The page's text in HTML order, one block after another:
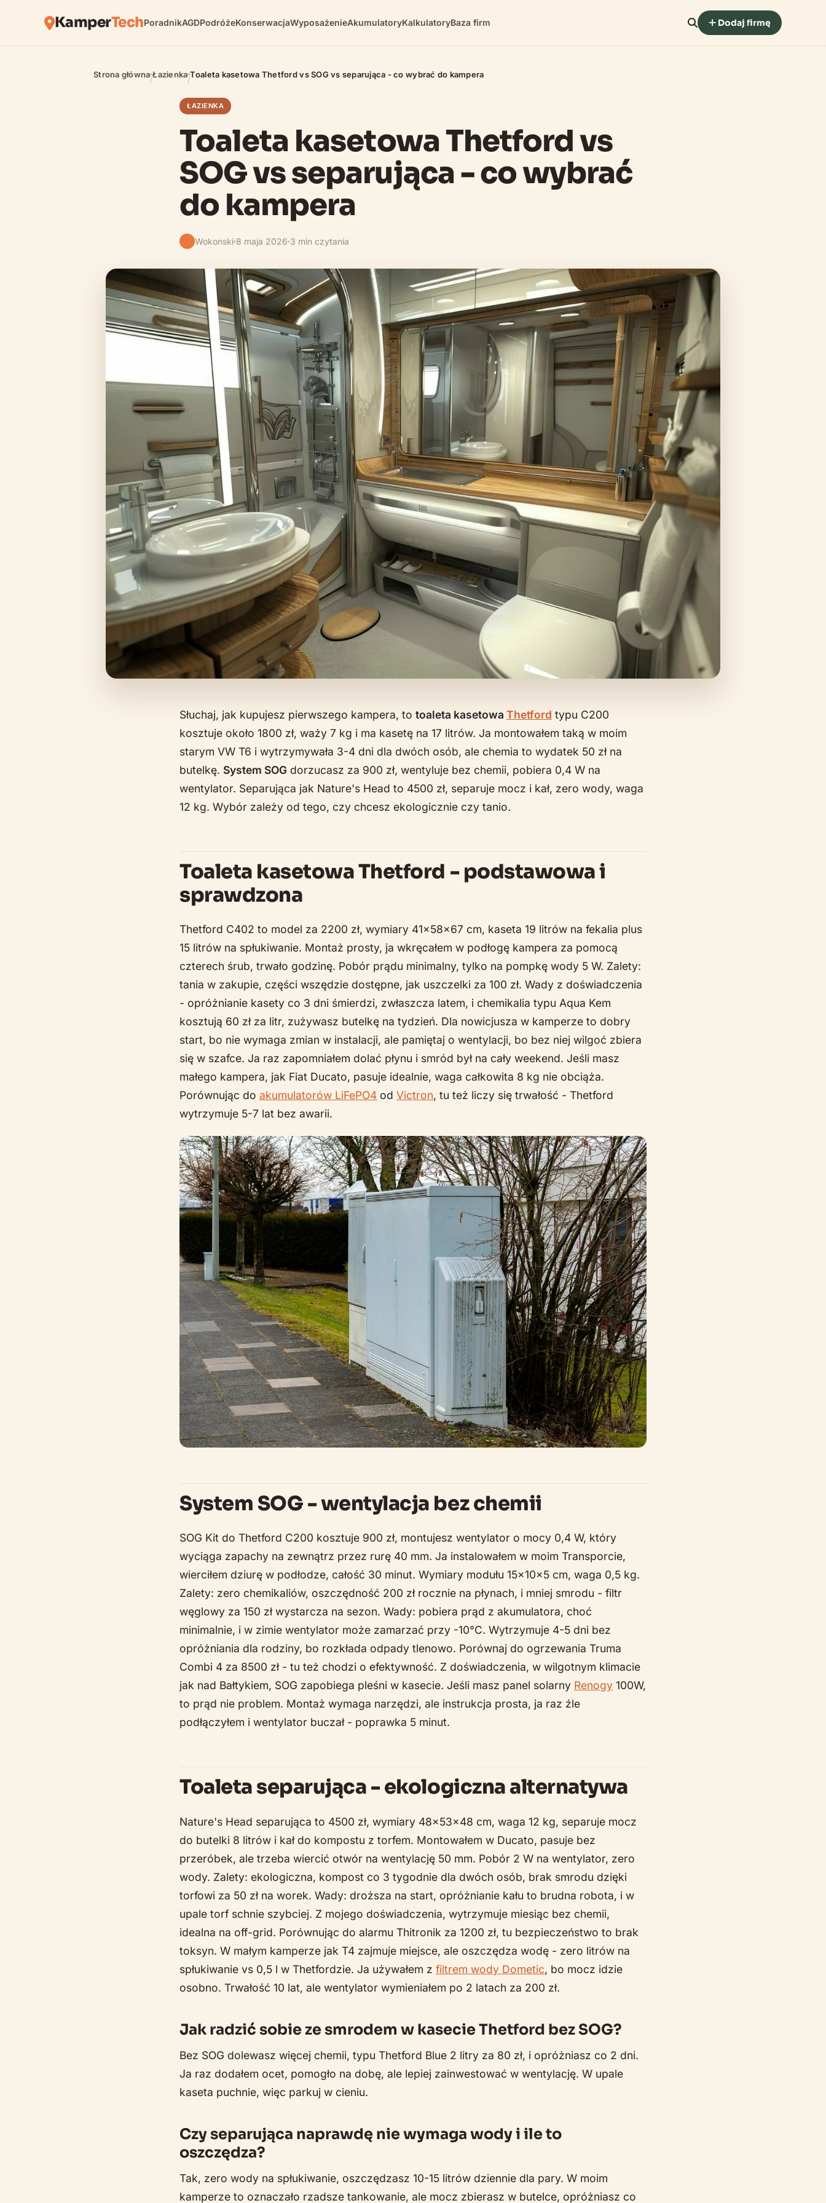
KamperTechPoradnikAGDPodróżeKonserwacjaWyposażenieAkumulatoryKalkulatoryBaza firm Dodaj firmę
Strona główna/Łazienka/Toaleta kasetowa Thetford vs SOG vs separująca - co wybrać do kampera
ŁAZIENKA
Toaleta kasetowa Thetford vs
SOG vs separująca - co wybrać
do kampera
Wokonski 8 maja 2026 3 min czytania
Słuchaj, jak kupujesz pierwszego kampera, to toaleta kasetowa Thetford typu C200
kosztuje około 1800 zł, waży 7 kg i ma kasetę na 17 litrów. Ja montowałem taką w moim
starym VW T6 i wytrzymywała 3-4 dni dla dwóch osób, ale chemia to wydatek 50 zł na
butelkę. System SOG dorzucasz za 900 zł, wentyluje bez chemii, pobiera 0,4 W na
wentylator. Separująca jak Nature's Head to 4500 zł, separuje mocz i kał, zero wody, waga
12 kg. Wybór zależy od tego, czy chcesz ekologicznie czy tanio.
Toaleta kasetowa Thetford - podstawowa i
sprawdzona
Thetford C402 to model za 2200 zł, wymiary 41x58x67 cm, kaseta 19 litrów na fekalia plus
15 litrów na spłukiwanie. Montaż prosty, ja wkręcałem w podłogę kampera za pomocą
czterech śrub, trwało godzinę. Pobór prądu minimalny, tylko na pompkę wody 5 W. Zalety:
tania w zakupie, części wszędzie dostępne, jak uszczelki za 100 zł. Wady z doświadczenia
- opróżnianie kasety co 3 dni śmierdzi, zwłaszcza latem, i chemikalia typu Aqua Kem
kosztują 60 zł za litr, zużywasz butelkę na tydzień. Dla nowicjusza w kamperze to dobry
start, bo nie wymaga zmian w instalacji, ale pamiętaj o wentylacji, bo bez niej wilgoć zbiera
się w szafce. Ja raz zapomniałem dolać płynu i smród był na cały weekend. Jeśli masz
małego kampera, jak Fiat Ducato, pasuje idealnie, waga całkowita 8 kg nie obciąża.
Porównując do akumulatorów LiFePO4 od Victron, tu też liczy się trwałość - Thetford
wytrzymuje 5-7 lat bez awarii.
System SOG - wentylacja bez chemii
SOG Kit do Thetford C200 kosztuje 900 zł, montujesz wentylator o mocy 0,4 W, który
wyciąga zapachy na zewnątrz przez rurę 40 mm. Ja instalowałem w moim Transporcie,
wierciłem dziurę w podłodze, całość 30 minut. Wymiary modułu 15x10x5 cm, waga 0,5 kg.
Zalety: zero chemikaliów, oszczędność 200 zł rocznie na płynach, i mniej smrodu - filtr
węglowy za 150 zł wystarcza na sezon. Wady: pobiera prąd z akumulatora, choć
minimalnie, i w zimie wentylator może zamarzać przy -10°C. Wytrzymuje 4-5 dni bez
opróżniania dla rodziny, bo rozkłada odpady tlenowo. Porównaj do ogrzewania Truma
Combi 4 za 8500 zł - tu też chodzi o efektywność. Z doświadczenia, w wilgotnym klimacie
jak nad Bałtykiem, SOG zapobiega pleśni w kasecie. Jeśli masz panel solarny Renogy 100W,
to prąd nie problem. Montaż wymaga narzędzi, ale instrukcja prosta, ja raz źle
podłączyłem i wentylator buczał - poprawka 5 minut.
Toaleta separująca - ekologiczna alternatywa
Nature's Head separująca to 4500 zł, wymiary 48x53x48 cm, waga 12 kg, separuje mocz
do butelki 8 litrów i kał do kompostu z torfem. Montowałem w Ducato, pasuje bez
przeróbek, ale trzeba wiercić otwór na wentylację 50 mm. Pobór 2 W na wentylator, zero
wody. Zalety: ekologiczna, kompost co 3 tygodnie dla dwóch osób, brak smrodu dzięki
torfowi za 50 zł na worek. Wady: droższa na start, opróżnianie kału to brudna robota, i w
upale torf schnie szybciej. Z mojego doświadczenia, wytrzymuje miesiąc bez chemii,
idealna na off-grid. Porównując do alarmu Thitronik za 1200 zł, tu bezpieczeństwo to brak
toksyn. W małym kamperze jak T4 zajmuje miejsce, ale oszczędza wodę - zero litrów na
spłukiwanie vs 0,5 l w Thetfordzie. Ja używałem z filtrem wody Dometic, bo mocz idzie
osobno. Trwałość 10 lat, ale wentylator wymieniałem po 2 latach za 200 zł.
Jak radzić sobie ze smrodem w kasecie Thetford bez SOG?
Bez SOG dolewasz więcej chemii, typu Thetford Blue 2 litry za 80 zł, i opróżniasz co 2 dni.
Ja raz dodałem ocet, pomogło na dobę, ale lepiej zainwestować w wentylację. W upale
kaseta puchnie, więc parkuj w cieniu.
Czy separująca naprawdę nie wymaga wody i ile to
oszczędza?
Tak, zero wody na spłukiwanie, oszczędzasz 10-15 litrów dziennie dla pary. W moim
kamperze to oznaczało rzadsze tankowanie, ale mocz zbierasz w butelce, opróżniasz co